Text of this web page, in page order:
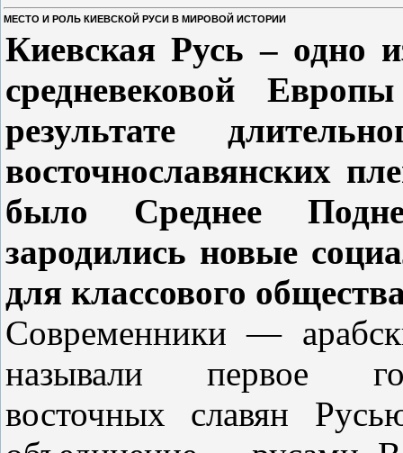
МЕСТО И РОЛЬ КИЕВСКОЙ РУСИ В МИРОВОЙ ИСТОРИИ
Киевская Русь – одно
средневековой
результате
восточнославянских
было Среднее
зародились новые
для классового
Современники —
называли первое
восточных славян